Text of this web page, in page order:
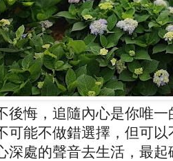
後悔，追隨內心是你唯
可能不做錯選擇，但可
深處的聲音去生活，最